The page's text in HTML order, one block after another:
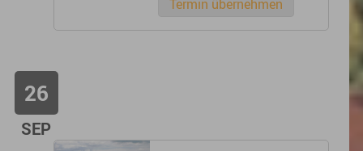
Termin übernehmen
26
SEP